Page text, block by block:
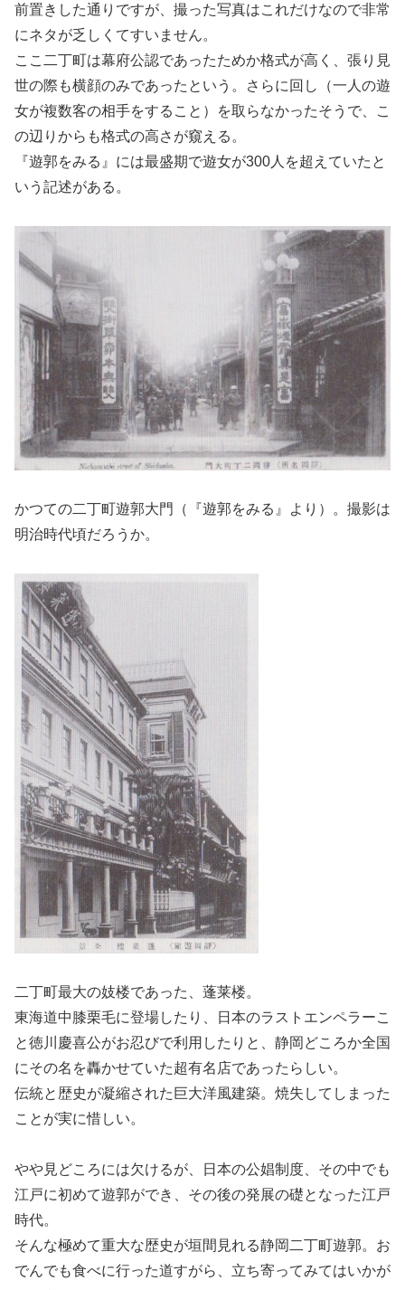
前置きした通りですが、撮った写真はこれだけなので非常
にネタが乏しくてすいません。
ここ二丁町は幕府公認であったためか格式が高く、張り見
世の際も横顔のみであったという。さらに回し（一人の遊
女が複数客の相手をすること）を取らなかったそうで、こ
の辺りからも格式の高さが窺える。
『遊郭をみる』には最盛期で遊女が300人を超えていたと
いう記述がある。
かつての二丁町遊郭大門（『遊郭をみる』より）。撮影は
明治時代頃だろうか。
二丁町最大の妓楼であった、蓬莱楼。
東海道中膝栗毛に登場したり、日本のラストエンペラーこ
と徳川慶喜公がお忍びで利用したりと、静岡どころか全国
にその名を轟かせていた超有名店であったらしい。
伝統と歴史が凝縮された巨大洋風建築。焼失してしまった
ことが実に惜しい。
やや見どころには欠けるが、日本の公娼制度、その中でも
江戸に初めて遊郭ができ、その後の発展の礎となった江戸
時代。
そんな極めて重大な歴史が垣間見れる静岡二丁町遊郭。お
でんでも食べに行った道すがら、立ち寄ってみてはいかが